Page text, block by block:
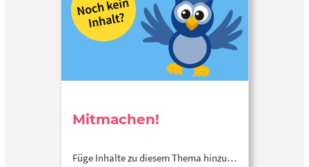
Mitmachen!
Füge Inhalte zu diesem Thema hinzu…